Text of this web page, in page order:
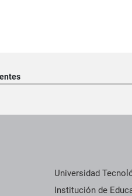
Universidad
Institución de